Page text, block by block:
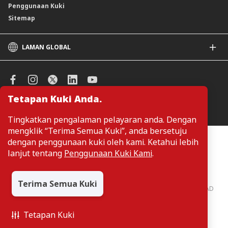
Tetapan Kuki Anda.
Tingkatkan pengalaman pelayaran anda. Dengan
mengklik “Terima Semua Kuki”, anda bersetuju
dengan penggunaan kuki oleh kami. Ketahui lebih
lanjut tentang Penggunaan Kuki Kami.
Terima Semua Kuki
Tetapan Kuki
Penggunaan Kuki
Sitemap
LAMAN GLOBAL
CIMB Islamic
CIMB Bank (SG)
CIMB Bank (KH)
CIMB Thai
CIMB Bank (VN)
CIMB Bank (PH)
Pelanggan tidak perlu memberikan butiran peribadi ketika melayari
atau mengakses maklumat berkaitan produk dan perkhidmatan di
laman web. Butiran perbadi hanya diperlukan sekiranya pelanggan
produk atau perkhidmatan.
CIMB Bank: All rights reserved. Copyright © 2026 CIMB BANK BERHAD
197201001799 (13491-P)